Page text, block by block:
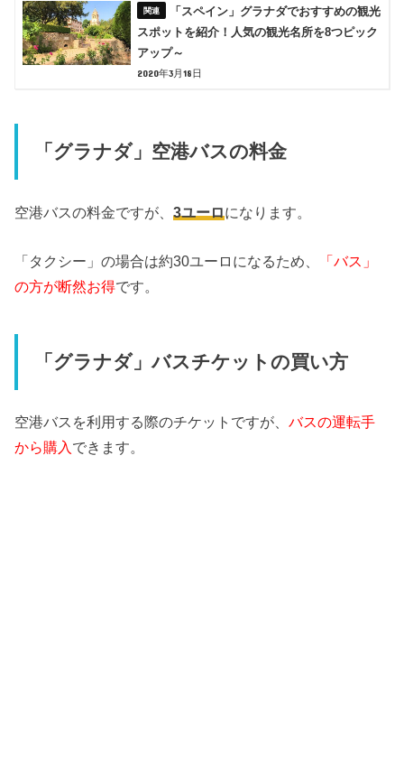
「スペイン」グラナダでおすすめの観光
スポットを紹介！人気の観光名所を8つピック
アップ～
2020年3月18日
「グラナダ」空港バスの料金
空港バスの料金ですが、3ユーロになります。
「タクシー」の場合は約30ユーロになるため、
「バス」
の方が断然お得です。
「グラナダ」バスチケットの買い方
空港バスを利用する際のチケットですが、バスの運転手
から購入 できます。